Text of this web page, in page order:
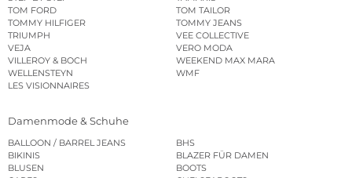
TOM FORD
TOM TAILOR
TOMMY HILFIGER
TOMMY JEANS
TRIUMPH
VEE COLLECTIVE
VEJA
VERO MODA
VILLEROY & BOCH
WEEKEND MAX MARA
WELLENSTEYN
WMF
LES VISIONNAIRES
Damenmode & Schuhe
BALLOON / BARREL JEANS
BHS
BIKINIS
BLAZER FÜR DAMEN
BLUSEN
BOOTS